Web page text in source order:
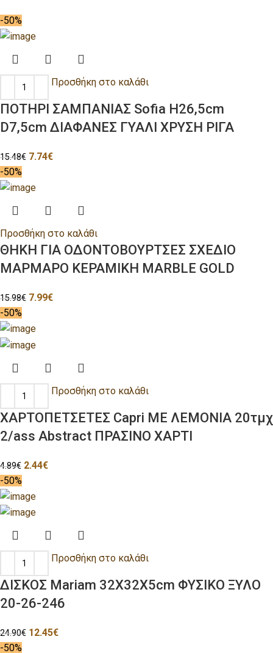
-50%
Προσθήκη στο καλάθι
ΠΟΤΗΡΙ ΣΑΜΠΑΝΙΑΣ Sofia H26,5cm
D7,5cm ΔΙΑΦΑΝΕΣ ΓΥΑΛΙ ΧΡΥΣΗ ΡΙΓΑ
15.48€ 7.74€
-50%
Προσθήκη στο καλάθι
ΘΗΚΗ ΓΙΑ ΟΔΟΝΤΟΒΟΥΡΤΣΕΣ ΣΧΕΔΙΟ
ΜΑΡΜΑΡΟ ΚΕΡΑΜΙΚΗ ΜΑRΒLΕ GΟLD
15.98€ 7.99€
-50%
Προσθήκη στο καλάθι
ΧΑΡΤΟΠΕΤΣΕΤΕΣ Capri ΜΕ ΛΕΜΟΝΙΑ 20τμχ
2/ass Abstract ΠΡΑΣΙΝΟ ΧΑΡΤΙ
4.89€ 2.44€
-50%
Προσθήκη στο καλάθι
ΔΙΣΚΟΣ Mariam 32X32X5cm ΦΥΣΙΚΟ ΞΥΛΟ
20-26-246
24.90€ 12.45€
-50%